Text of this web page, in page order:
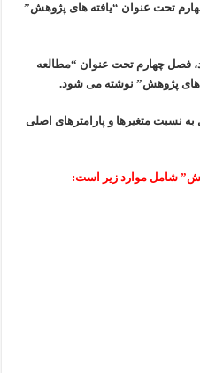
تحت عنوان “یافته های پژوهش”
فصل چهارم تحت عنوان “مطالعه
های پژوهش” نوشته می شود.
به نسبت متغیرهاو پارامترهای اصلی
شامل موارد زیر است: